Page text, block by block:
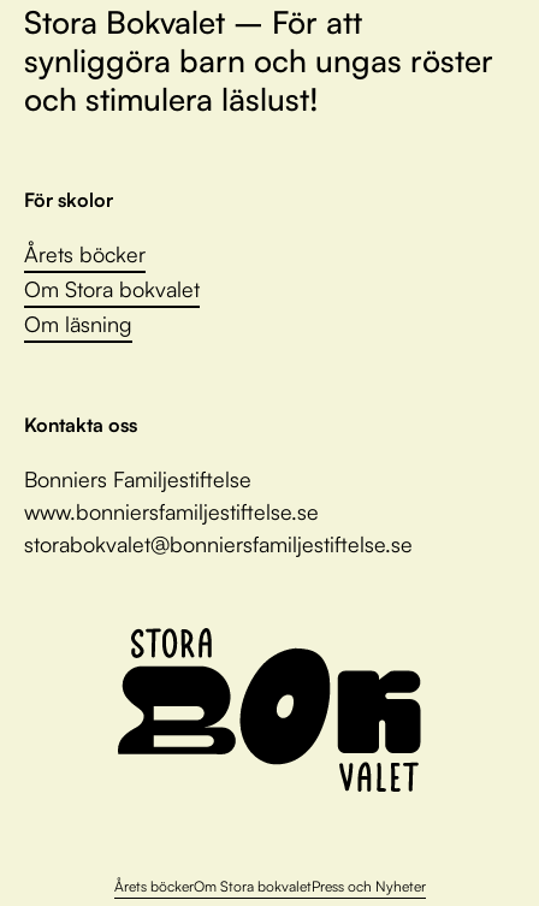
Stora Bokvalet – För att
synliggöra barn och ungas röster
och stimulera läslust!
För skolor
Årets böcker
Om Stora bokvalet
Om läsning
Kontakta oss
Bonniers Familjestiftelse
www.bonniersfamiljestiftelse.se
storabokvalet@bonniersfamiljestiftelse.se
Årets böckerOm Stora bokvaletPress och Nyheter